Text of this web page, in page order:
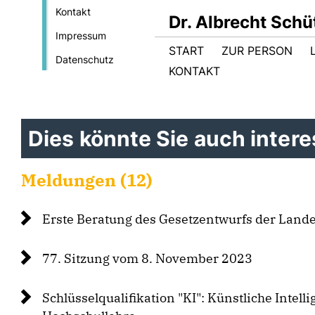
Kontakt
Impressum
Datenschutz
Dr. Albrecht
START ZUR PERSON
KONTAKT
Dies könnte Sie auch
Meldungen (12)
Erste Beratung des Gesetzentwurfs der
77. Sitzung vom 8. November 2023
Schlüsselqualifikation "KI": Künstliche